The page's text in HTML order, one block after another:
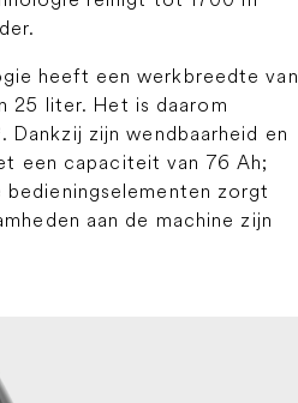
heeft een werkbreedte van
25 liter. Het is daarom
zijn wendbaarheid en
een capaciteit van 76 Ah;
zorgt
aan de machine zijn